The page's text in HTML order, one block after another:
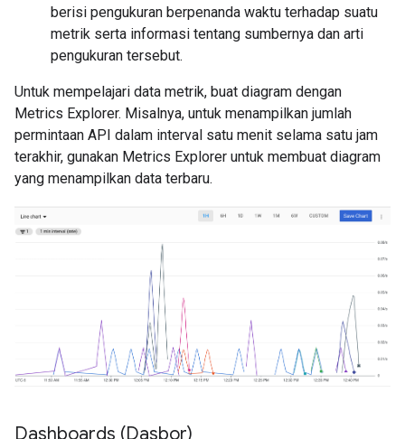
berisi pengukuran berpenanda waktu terhadap suatu
metrik serta informasi tentang sumbernya dan arti
pengukuran tersebut.
Untuk mempelajari data metrik, buat diagram dengan
Metrics Explorer. Misalnya, untuk menampilkan jumlah
permintaan API dalam interval satu menit selama satu jam
terakhir, gunakan Metrics Explorer untuk membuat diagram
yang menampilkan data terbaru.
Dashboards (Dasbor)